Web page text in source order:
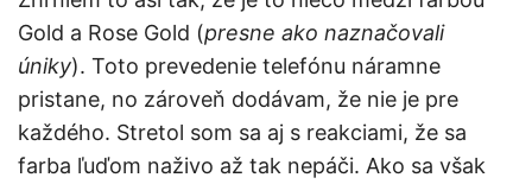
Gold a Rose Gold (presne ako naznačovali
úniky). Toto prevedenie telefónu náramne
pristane, no zároveň dodávam, že nie je pre
každého. Stretol som sa aj s reakciami, že sa
farba ľuďom naživo až tak nepáči. Ako sa však